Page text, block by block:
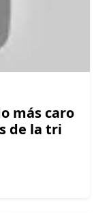
más caro
de la tri